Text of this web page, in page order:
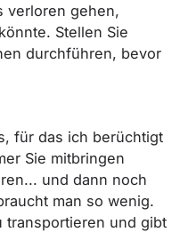
verloren gehen,
Stellen Sie
durchführen, bevor
für das ich berüchtigt
Sie mitbringen
und dann noch
man so wenig.
transportieren und gibt